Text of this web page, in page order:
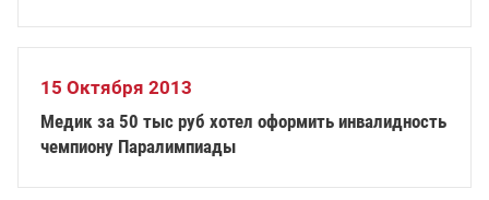
15 Октября 2013
Медик за 50 тыс руб хотел оформить инвалидность
чемпиону Паралимпиады